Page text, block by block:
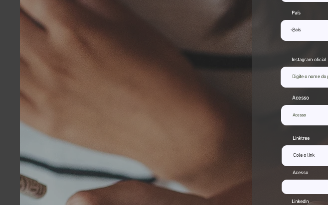
País
Instagram oficial
Acesso
Linktree
Acesso
LinkedIn